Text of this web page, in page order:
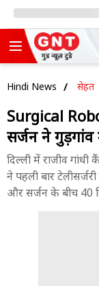
Hindi News सेहत
Surgical
सर्जन ने
दिल्ली में राजीव
ने पहली बार
और सर्जन के बीच 40